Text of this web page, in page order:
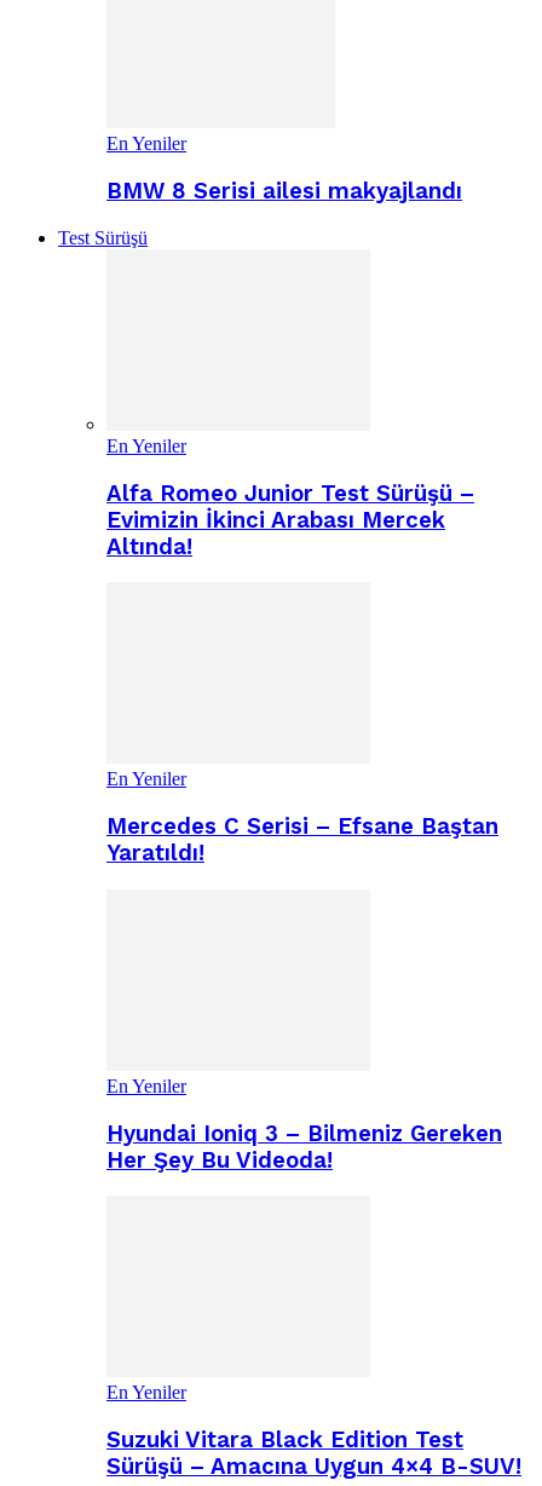
En Yeniler
BMW 8 Serisi ailesi makyajlandı
Test Sürüşü
En Yeniler
Alfa Romeo Junior Test Sürüşü –
Evimizin İkinci Arabası Mercek
Altında!
En Yeniler
Mercedes C Serisi – Efsane Baştan
Yaratıldı!
En Yeniler
Hyundai Ioniq 3 – Bilmeniz Gereken
Her Şey Bu Videoda!
En Yeniler
Suzuki Vitara Black Edition Test
Sürüşü – Amacına Uygun 4×4 B-SUV!